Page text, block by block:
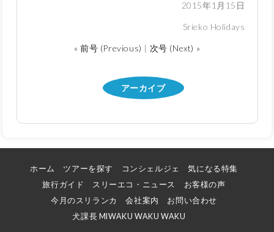
2015年1月15日
Srieko Holidays
« 前号 (Previous) | 次号 (Next) »
アーカイブ
ホーム ツアーを探す コンシェルジェ
気になる特集
旅行ガイド
スリーエコ・ニュース
お客様の声
今月のスリランカ
会社案内
お問い合わせ
犬課長 MIWAKU WAKU WAKU